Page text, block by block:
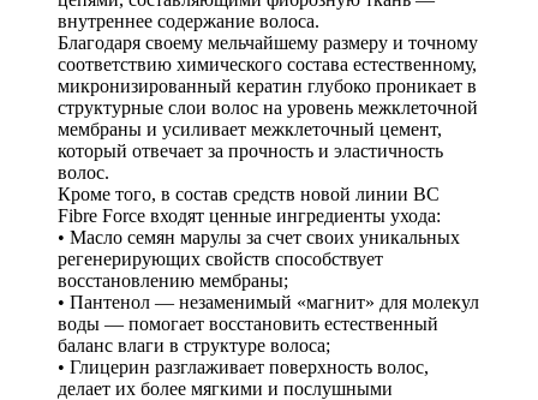
внутреннее содержание волоса.
Благодаря своему мельчайшему размеру и точному
соответствию химического состава естественному,
микронизированный кератин глубоко проникает в
структурные слои волос на уровень межклеточной
мембраны и усиливает межклеточный цемент,
который отвечает за прочность и эластичность
волос.
Кроме того, в состав средств новой линии BC
Fibre Force входят ценные ингредиенты ухода:
• Масло семян марулы за счет своих уникальных
регенерирующих свойств способствует
восстановлению мембраны;
• Пантенол — незаменимый «магнит» для молекул
воды — помогает восстановить естественный
баланс влаги в структуре волоса;
• Глицерин разглаживает поверхность волос,
делает их более мягкими и послушными